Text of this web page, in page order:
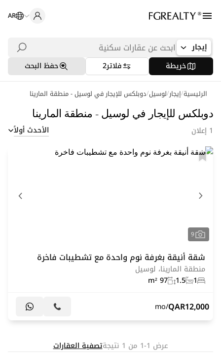
AR
إيجار
عمليات بحث شائعة
مكاتب في الدوحة
شقق في اللؤلؤة
فلل في الخليج الغربي
خريطة فلاتر2 حفظ البحث
الرئيسية/إيجار/لوسيل/دوبلكس للإيجار في لوسيل - منطقة المارينا
دوبلكس للإيجار في لوسيل - منطقة المارينا
1 إعلان الأحدث أولاً
9
شقة أنيقة بغرفة نوم واحدة مع تشطيبات فاخرة
منطقة المارينا، لوسيل
1
1.5
97 m²
12,000
QAR
/mo
عرض 1-1 من 1 نتيجة تصفية العقارات